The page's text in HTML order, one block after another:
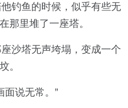
钓鱼的时候，似乎有些无
那里堆了一座塔。
沙塔无声垮塌，变成一个
。
说无常。”